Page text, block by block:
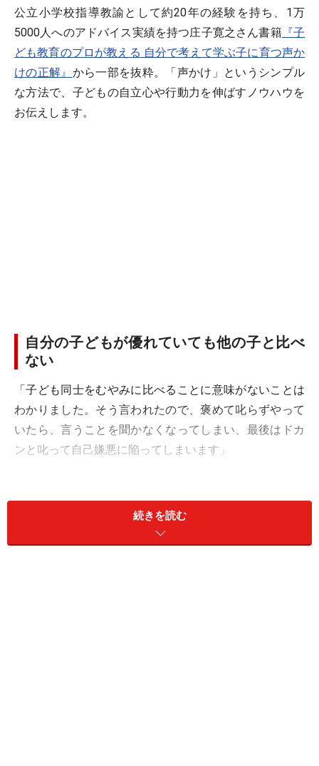
公立小学校指導教諭として約20年の経験を持ち、1万
5000人へのアドバイス実績を持つ庄子寛之さん書籍『子
ども教育のプロが教える 自分で考えて学ぶ子に育つ声か
けの正解』 から一部を抜粋。「声かけ」というシンプル
な方法で、子どもの自立心や行動力を伸ばすノウハウを
お伝えします。
自分の子どもが優れていても他の子と比べ
ない
「子ども同士をむやみに比べることに意味がないことは
わかりました。そう言われたので、褒めて叱らずやって
いたら、言うことを聞かなくなってしまい、最後はドカ
ンと叱って自己嫌悪に陥ってしまいます」
てきました。この方は何を褒めていたのでしょうか。
我が子と周りの友達を比べて、優れているところを褒め
続きを読む